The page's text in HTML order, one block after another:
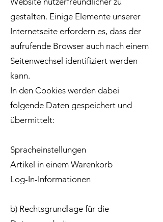
gestalten. Einige Elemente unserer
Internetseite erfordern es, dass der
aufrufende Browser auch nach einem
Seitenwechsel identifiziert werden
kann.
In den Cookies werden dabei
folgende Daten gespeichert und
übermittelt:
Spracheinstellungen
Artikel in einem Warenkorb
Log-In-Informationen
b) Rechtsgrundlage für die